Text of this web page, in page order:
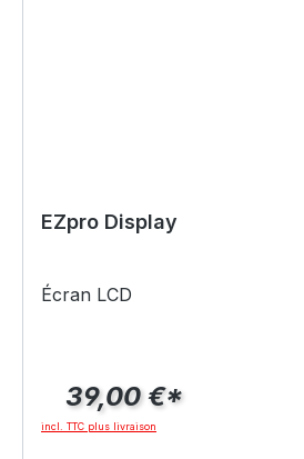
EZpro Display
Écran LCD
39,00 €*
incl. TTC plus livraison